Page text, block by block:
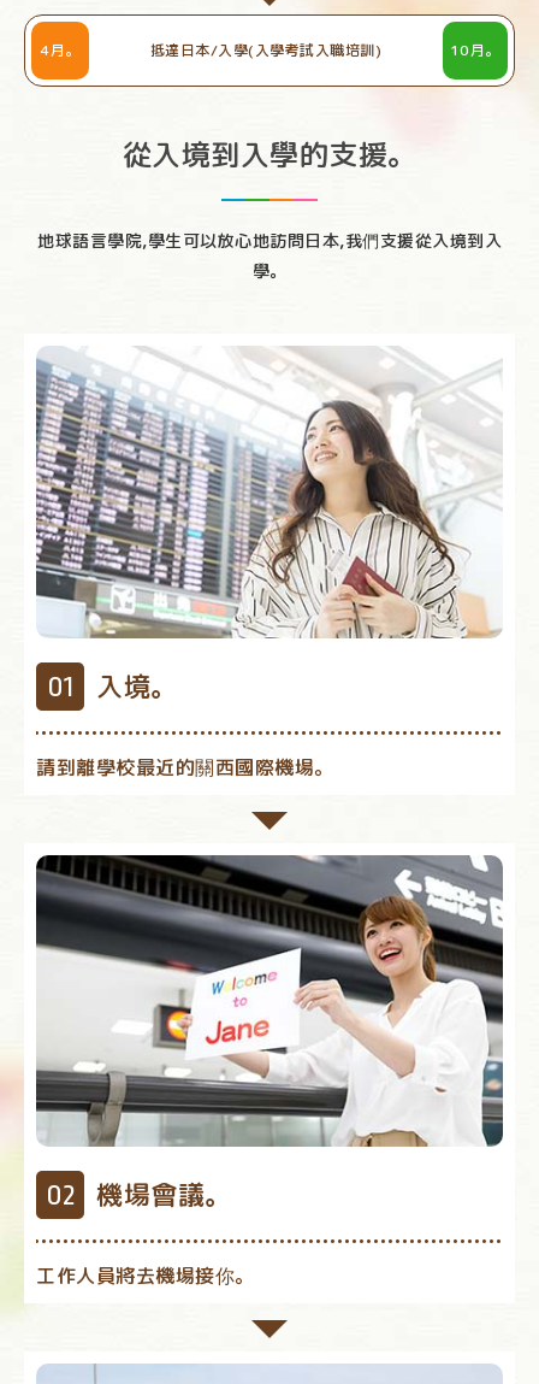
4月。 抵達日本/入學(入學考試入職培訓) 10月。
從入境到入學的支援。
地球語言學院,學生可以放心地訪問日本,我們支援從入境到入
學。
入境。
請到離學校最近的關西國際機場。
機場會議。
工作人員將去機場接你。